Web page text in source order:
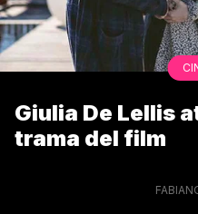
Giulia De Lellis
trama del film